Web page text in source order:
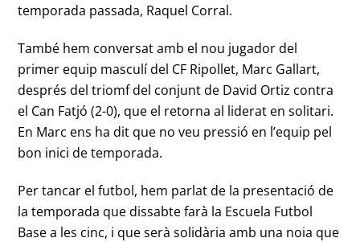
temporada passada, Raquel Corral.
També hem conversat amb el nou jugador del
primer equip masculí del CF Ripollet, Marc Gallart,
després del triomf del conjunt de David Ortiz contra
el Can Fatjó (2-0), que el retorna al liderat en solitari.
En Marc ens ha dit que no veu pressió en l’equip pel
bon inici de temporada.
Per tancar el futbol, hem parlat de la presentació de
la temporada que dissabte farà la Escuela Futbol
Base a les cinc, i que serà solidària amb una noia que